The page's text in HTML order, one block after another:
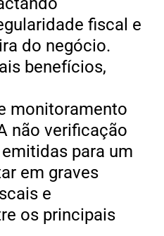
fiscal e
do negócio.
benefícios,
monitoramento
não verificação
para um
em graves
e
os principais